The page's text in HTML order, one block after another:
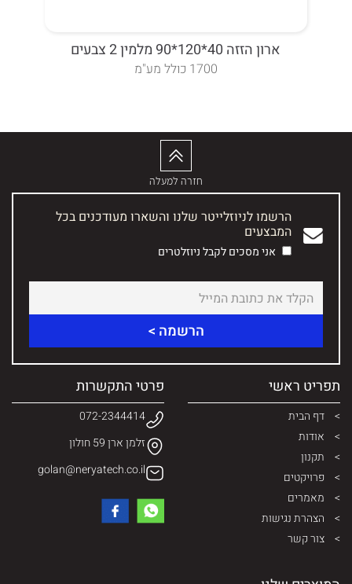
ארון הזזה 40*120*90 מלמין 2 צבעים
1700 כולל מע"מ
חזרה למעלה
הרשמו לניוזלייטר שלנו והשארו מעודכנים בכל
המבצעים
אני מסכים לקבל ניוזלטרים
תפריט ראשי
דף הבית
אודות
תקנון
פרויקטים
מאמרים
הצהרת נגישות
צור קשר
פרטי התקשרות
072-2344414
זלמן ארן 59 חולון
golan@neryatech.co.il